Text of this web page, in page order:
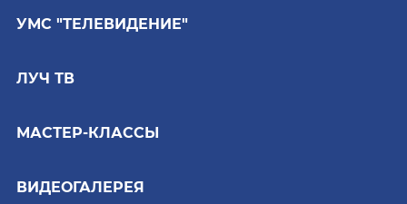
УМС "ТЕЛЕВИДЕНИЕ"
ЛУЧ ТВ
МАСТЕР-КЛАССЫ
ВИДЕОГАЛЕРЕЯ